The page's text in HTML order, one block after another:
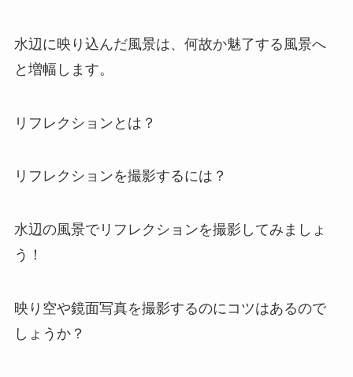
水辺に映り込んだ風景は、何故か魅了する風景へ
と増幅します。
リフレクションとは？
リフレクションを撮影するには？
水辺の風景でリフレクションを撮影してみましょ
う！
映り空や鏡面写真を撮影するのにコツはあるので
しょうか？